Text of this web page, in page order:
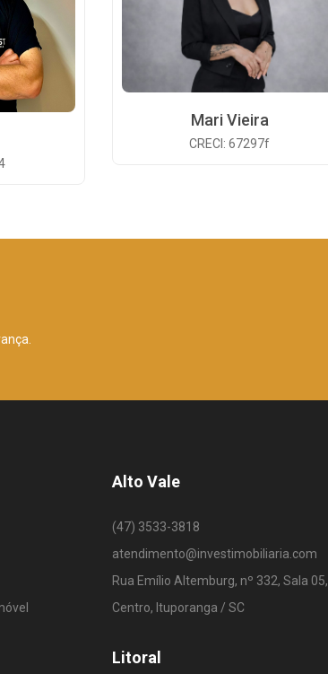
Mari Vieira
CRECI: 67297f
Alto Vale
(47) 3533-3818
atendimento@investimobiliaria.com
Rua Emílio Altemburg, nº 332, Sala 05,
Centro, Ituporanga / SC
Litoral